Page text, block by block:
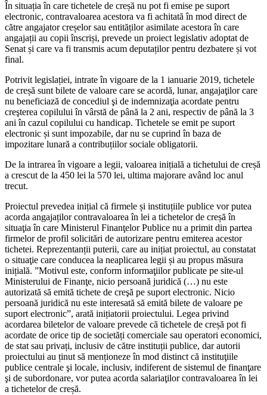
În situația în care tichetele de creșă nu pot fi emise pe suport
electronic, contravaloarea acestora va fi achitată în mod direct de
către angajator creșelor sau entităților asimilate acestora în care
angajații au copii înscriși, prevede un proiect legislativ adoptat de
Senat și care va fi transmis acum deputaților pentru dezbatere și vot
final.
Potrivit legislației, intrate în vigoare de la 1 ianuarie 2019, tichetele
de creșă sunt bilete de valoare care se acordă, lunar, angajaţilor care
nu beneficiază de concediul şi de indemnizaţia acordate pentru
creşterea copilului în vârstă de până la 2 ani, respectiv de până la 3
ani în cazul copilului cu handicap. Tichetele se emit pe suport
electronic și sunt impozabile, dar nu se cuprind în baza de
impozitare lunară a contribuțiilor sociale obligatorii.
De la intrarea în vigoare a legii, valoarea inițială a tichetului de creșă
a crescut de la 450 lei la 570 lei, ultima majorare având loc anul
trecut.
Proiectul prevedea inițial că firmele și instituțiile publice vor putea
acorda angajaților contravaloarea în lei a tichetelor de creșă în
situaţia în care Ministerul Finanţelor Publice nu a primit din partea
firmelor de profil solicitări de autorizare pentru emiterea acestor
tichetei. Reprezentanții puterii, care au inițiat proiectul, au constatat
o situaţie care conducea la neaplicarea legii și au propus măsura
inițială. ”Motivul este, conform informaţiilor publicate pe site-ul
Ministerului de Finanţe, nicio persoană juridică (…) nu este
autorizată să emită tichete de creşă pe suport electronic. Nicio
persoană juridică nu este interesată să emită bilete de valoare pe
suport electronic”, arată inițiatorii proiectului. Legea privind
acordarea biletelor de valoare prevede că tichetele de creșă pot fi
acordate de orice tip de societăți comerciale sau operatori economici,
de stat sau privați, inclusiv de către instituții publice, dar autorii
proiectului au ținut să menționeze în mod distinct că instituţiile
publice centrale şi locale, inclusiv, indiferent de sistemul de finanţare
şi de subordonare, vor putea acorda salariaţilor contravaloarea în lei
a tichetelor de creșă.